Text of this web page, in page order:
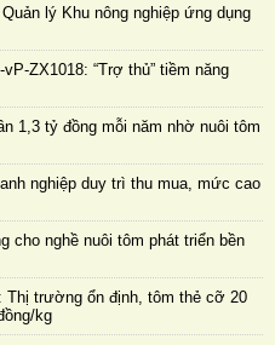
lý Khu nông nghiệp ứng dụng
ZX1018: “Trợ thủ” tiềm năng
1,3 tỷ đồng mỗi năm nhờ nuôi tôm
nghiệp duy trì thu mua, mức cao
cho nghề nuôi tôm phát triển bền
Thị trường ổn định, tôm thẻ cỡ 20
kg